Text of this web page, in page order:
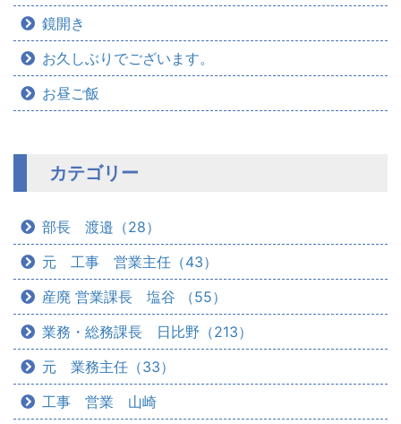
鏡開き
お久しぶりでございます。
お昼ご飯
カテゴリー
部長 渡邉（28）
元 工事 営業主任（43）
産廃 営業課長 塩谷 （55）
業務・総務課長 日比野（213）
元 業務主任（33）
工事 営業 山崎